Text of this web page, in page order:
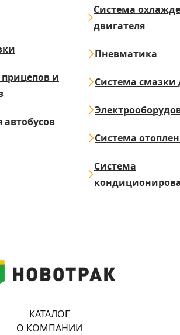
и
автобусов
Система
двигателя
Пневматика
Система смазки
Система
Система
КАТАЛОГ
О КОМПАНИИ